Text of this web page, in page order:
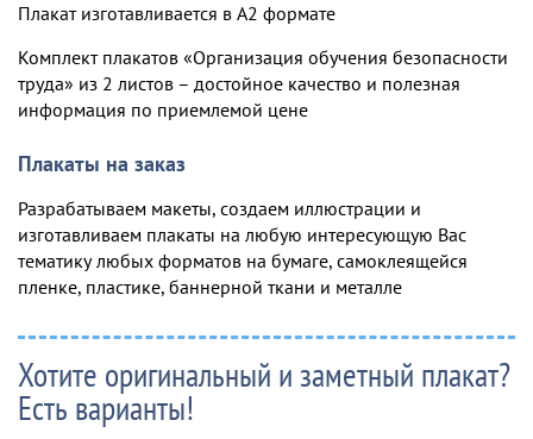
Плакат изготавливается в А2 формате
Комплект плакатов «Организация обучения безопасности
труда» из 2 листов – достойное качество и полезная
информация по приемлемой цене
Плакаты на заказ
Разрабатываем макеты, создаем иллюстрации и
изготавливаем плакаты на любую интересующую Вас
тематику любых форматов на бумаге, самоклеящейся
пленке, пластике, баннерной ткани и металле
Хотите оригинальный и заметный плакат?
Есть варианты!